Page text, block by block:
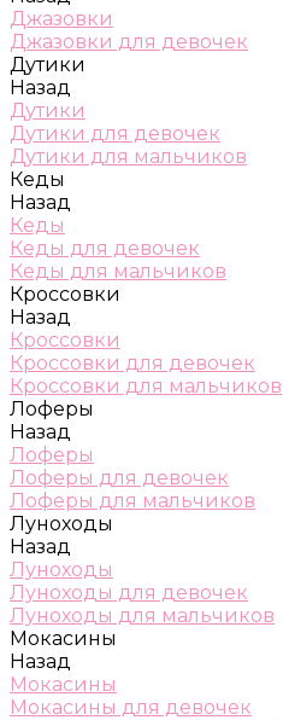
Джазовки
Джазовки для девочек
Дутики
Назад
Дутики
Дутики для девочек
Дутики для мальчиков
Кеды
Назад
Кеды
Кеды для девочек
Кеды для мальчиков
Кроссовки
Назад
Кроссовки
Кроссовки для девочек
Кроссовки для мальчиков
Лоферы
Назад
Лоферы
Лоферы для девочек
Лоферы для мальчиков
Луноходы
Назад
Луноходы
Луноходы для девочек
Луноходы для мальчиков
Мокасины
Назад
Мокасины
Мокасины для девочек